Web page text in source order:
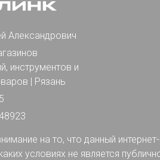
Александрович
инструментов и
| Рязань
на то, что данный
условиях не является